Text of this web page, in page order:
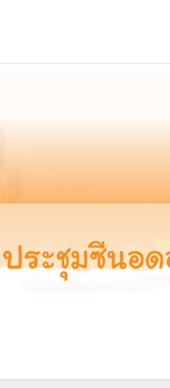
ประชุมซีนอ